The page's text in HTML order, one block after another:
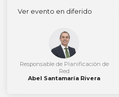
Ver evento en diferido
Responsable de Planificación de
Red
Abel Santamaría Rivera